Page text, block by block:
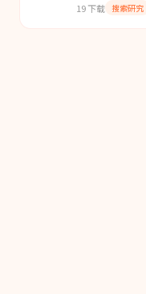
19下载 搜索研究